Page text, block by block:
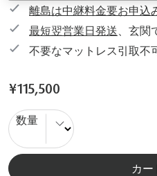
離島は中継料金要お申込
最短翌営業日発送 、玄関
不要なマットレス引取不
¥115,500
数量
カ